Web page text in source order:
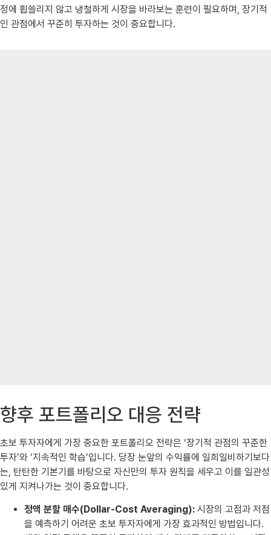
정에 휩쓸리지 않고 냉철하게 시장을 바라보는 훈련이 필요하며, 장기적
인 관점에서 꾸준히 투자하는 것이 중요합니다.
향후 포트폴리오 대응 전략
초보 투자자에게 가장 중요한 포트폴리오 전략은 ‘장기적 관점의 꾸준한
투자’와 ‘지속적인 학습’입니다. 당장 눈앞의 수익률에 일희일비하기보다
는, 탄탄한 기본기를 바탕으로 자신만의 투자 원칙을 세우고 이를 일관성
있게 지켜나가는 것이 중요합니다.
정액 분할 매수(Dollar-Cost Averaging): 시장의 고점과 저점
을 예측하기 어려운 초보 투자자에게 가장 효과적인 방법입니다.